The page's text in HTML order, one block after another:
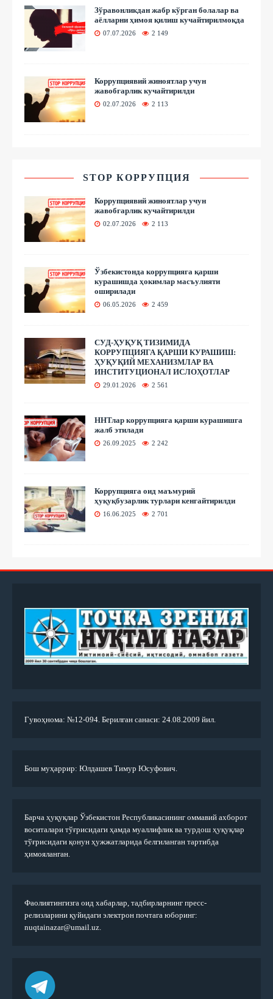
Зўравонликдан жабр кўрган болалар ва
аёлларни ҳимоя қилиш кучайтирилмоқда
07.07.2026 2 149
Коррупциявий жиноятлар учун
жавобгарлик кучайтирилди
02.07.2026 2 113
STOP КОРРУПЦИЯ
Коррупциявий жиноятлар учун
жавобгарлик кучайтирилди
02.07.2026 2 113
Ўзбекистонда коррупцияга қарши
курашишда ҳокимлар масъулияти
оширилади
06.05.2026 2 459
СУД-ҲУҚУҚ ТИЗИМИДА
КОРРУПЦИЯГА ҚАРШИ КУРАШИШ:
ҲУҚУҚИЙ МЕХАНИЗМЛАР ВА
ИНСТИТУЦИОНАЛ ИСЛОҲОТЛАР
29.01.2026 2 561
ННТлар коррупцияга қарши курашишга
жалб этилади
26.09.2025 2 242
Коррупцияга оид маъмурий
ҳуқуқбузарлик турлари кенгайтирилди
16.06.2025 2 701
Гувоҳнома: №12-094. Берилган санаси: 24.08.2009 йил.
Бош муҳаррир: Юлдашев Тимур Юсуфович.
Барча ҳуқуқлар Ўзбекистон Республикасининг оммавий ахборот
воситалари тўғрисидаги ҳамда муаллифлик ва турдош ҳуқуқлар
тўғрисидаги қонун ҳужжатларида белгиланган тартибда
ҳимояланган.
Фаолиятингизга оид хабарлар, тадбирларнинг пресс-
релизларини қуйидаги электрон почтага юборинг:
nuqtainazar@umail.uz.